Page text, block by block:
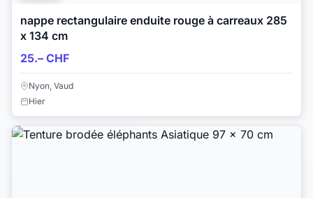
nappe rectangulaire enduite rouge à carreaux 285
x 134 cm
25.– CHF
Nyon, Vaud
Hier